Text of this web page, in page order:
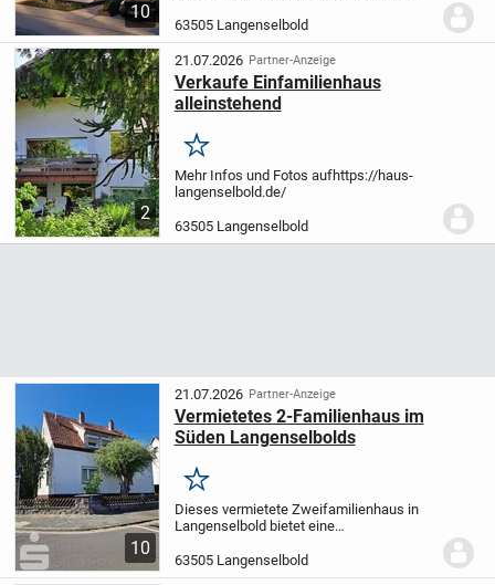
10
Vorstellungen gestaltet wird. Dieses
großzügige 5,0-Zimmer-Haus erstreckt
sich über 181,79 m²...
63505 Langenselbold
2
21.07.2026 Partner-Anzeige
Verkaufe Einfamilienhaus
alleinstehend
Merken
Mehr Infos und Fotos aufhttps://haus-
langenselbold.de/
63505 Langenselbold
10
21.07.2026 Partner-Anzeige
Vermietetes 2-Familienhaus im
Süden Langenselbolds
Merken
Dieses vermietete Zweifamilienhaus in
Langenselbold bietet eine
Quadratmetern auf einem Grundstück von
ca. 281 Quadratmetern. Das Objekt ist als
63505 Langenselbold